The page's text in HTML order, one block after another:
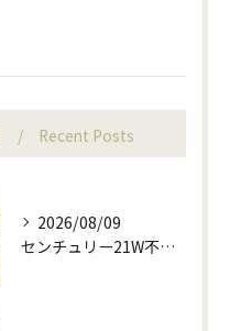
Recent Posts
2026/08/09
センチュリー21W不動産販売で査定前から始める不動産売却